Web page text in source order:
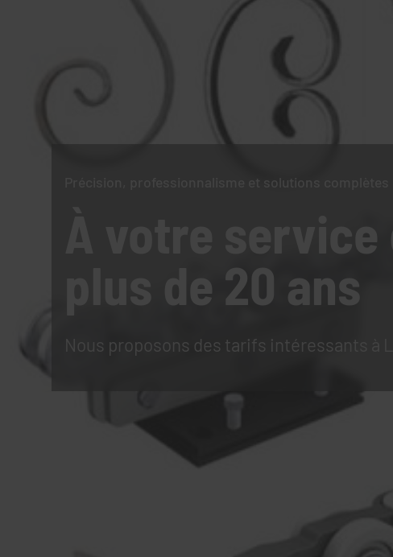
Précision, professionnalisme et solutions complètes
À votre service
plus de 20 ans
Nous proposons des tarifs intéressants à